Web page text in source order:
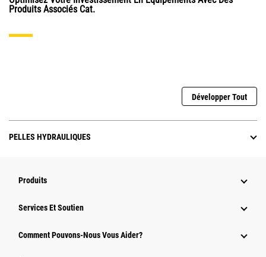
Produits Associés Cat.
Développer Tout
PELLES HYDRAULIQUES
Produits
Services Et Soutien
Comment Pouvons-Nous Vous Aider?